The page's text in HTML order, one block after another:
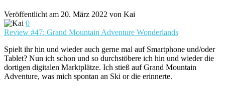
Veröffentlicht am 20. März 2022 von Kai
0
Review #47: Grand Mountain Adventure Wonderlands
Spielt ihr hin und wieder auch gerne mal auf Smartphone und/oder
Tablet? Nun ich schon und so durchstöbere ich hin und wieder die
dortigen digitalen Marktplätze. Ich stieß auf Grand Mountain
Adventure, was mich spontan an Ski or die erinnerte.